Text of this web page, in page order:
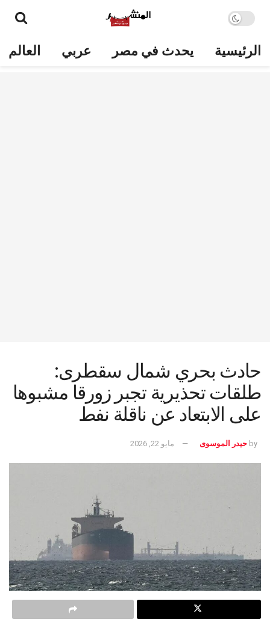
الرئيسية يحدث في مصر عربي العالم
حادث بحري شمال سقطرى:
طلقات تحذيرية تجبر زورقا مشبوها
على الابتعاد عن ناقلة نفط
by حيدر الموسوى مايو 22, 2026